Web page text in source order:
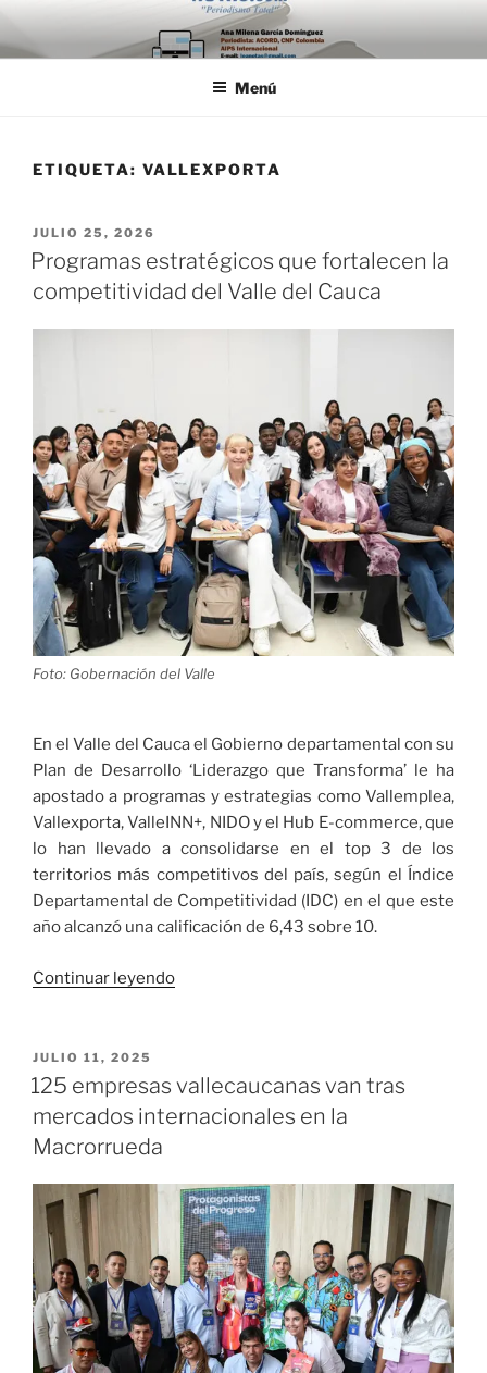
Saltar
al
contenido
Menú
ETIQUETA: VALLEXPORTA
PUBLICADO
EL
JULIO 25, 2026
Programas estratégicos que fortalecen la
competitividad del Valle del Cauca
Foto: Gobernación del Valle
En el Valle del Cauca el Gobierno departamental con su
Plan de Desarrollo ‘Liderazgo que Transforma’ le ha
apostado a programas y estrategias como Vallemplea,
Vallexporta, ValleINN+, NIDO y el Hub E-commerce, que
lo han llevado a consolidarse en el top 3 de los
territorios más competitivos del país, según el Índice
Departamental de Competitividad (IDC) en el que este
año alcanzó una calificación de 6,43 sobre 10.
Continuar leyendo«Programas
la
competitividad
del
Cauca»
PUBLICADO
EL
JULIO 11, 2025
125 empresas vallecaucanas van tras
mercados internacionales en la
Macrorrueda